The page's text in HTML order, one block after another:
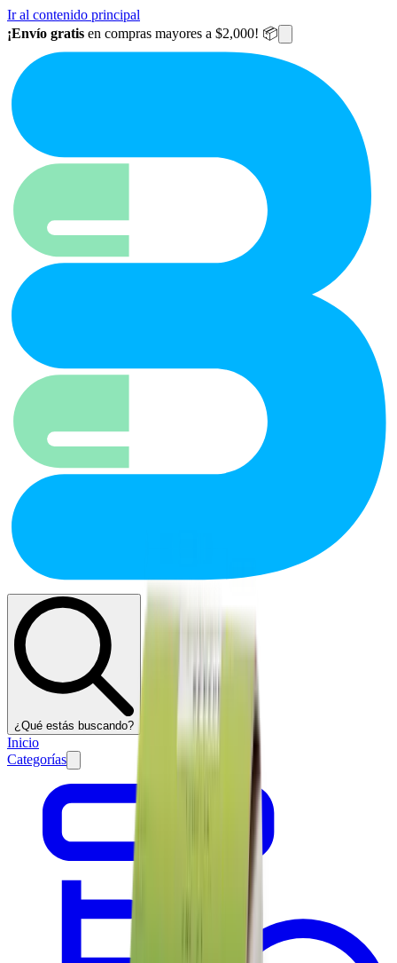
Ir al contenido principal
¡Envío gratis en compras mayores a $2,000! 📦
¿Qué estás buscando?
Inicio
Categorías